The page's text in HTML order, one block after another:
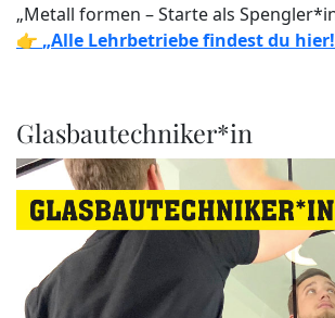
„Metall formen – Starte als
👉 „Alle Lehrbetriebe findest du
Glasbautechniker*in